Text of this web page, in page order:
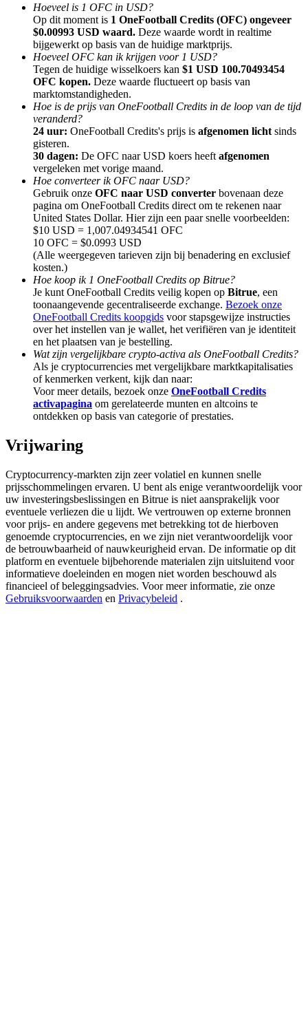
Doorverwijzing
Nodig een vriend uit om contante beloningen te ontvangen
BTC Welcome Rewards
BTC Welcome Rewards
Deposit & Trade BTC to Share 25000 USDT prize pool!
Deposit CASHCAT & Win
Share 500000 CASHCAT prize pool
Exclusive for BitMart Users
Register & Trade to Win 500,000 USDT
Precious Metals Trading Carnival
Trade Gold & Silver · 33,333 USDT Bonus
Hoeveel is 1 OFC in USD?
Op dit moment is 1 OneFootball Credits (OFC) ongeveer
$0.00993 USD waard. Deze waarde wordt in realtime
bijgewerkt op basis van de huidige marktprijs.
Hoeveel OFC kan ik krijgen voor 1 USD?
Tegen de huidige wisselkoers kan $1 USD 100.70493454
OFC kopen. Deze waarde fluctueert op basis van
marktomstandigheden.
Hoe is de prijs van OneFootball Credits in de loop van de tijd
veranderd?
24 uur: OneFootball Credits's prijs is afgenomen licht sinds
gisteren.
30 dagen: De OFC naar USD koers heeft afgenomen
vergeleken met vorige maand.
Hoe converteer ik OFC naar USD?
Gebruik onze OFC naar USD converter bovenaan deze
pagina om OneFootball Credits direct om te rekenen naar
United States Dollar. Hier zijn een paar snelle voorbeelden:
$10 USD = 1,007.04934541 OFC
10 OFC = $0.0993 USD
(Alle weergegeven tarieven zijn bij benadering en exclusief
kosten.)
Hoe koop ik 1 OneFootball Credits op Bitrue?
Je kunt OneFootball Credits veilig kopen op Bitrue, een
toonaangevende gecentraliseerde exchange. Bezoek onze
OneFootball Credits koopgids voor stapsgewijze instructies
over het instellen van je wallet, het verifiëren van je identiteit
en het plaatsen van je bestelling.
Wat zijn vergelijkbare crypto-activa als OneFootball Credits?
Als je cryptocurrencies met vergelijkbare marktkapitalisaties
of kenmerken verkent, kijk dan naar:
Voor meer details, bezoek onze OneFootball Credits
activapagina om gerelateerde munten en altcoins te
ontdekken op basis van categorie of prestaties.
Vrijwaring
Cryptocurrency-markten zijn zeer volatiel en kunnen snelle
prijsschommelingen ervaren. U bent als enige verantwoordelijk voor
uw investeringsbeslissingen en Bitrue is niet aansprakelijk voor
eventuele verliezen die u lijdt. We vertrouwen op externe bronnen
voor prijs- en andere gegevens met betrekking tot de hierboven
genoemde cryptocurrencies, en we zijn niet verantwoordelijk voor
de betrouwbaarheid of nauwkeurigheid ervan. De informatie op dit
platform en eventuele bijbehorende materialen zijn uitsluitend voor
informatieve doeleinden en mogen niet worden beschouwd als
financieel of beleggingsadvies. Voor meer informatie, zie onze
Gebruiksvoorwaarden en Privacybeleid .